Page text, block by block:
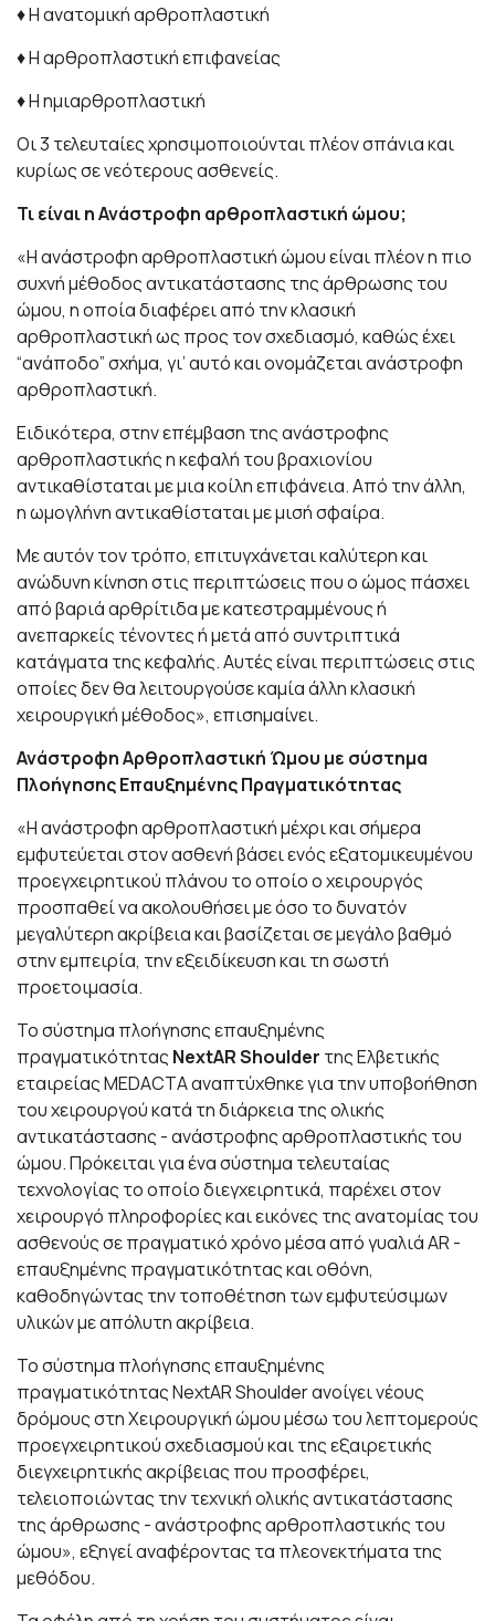
♦ Η ανατομική αρθροπλαστική
♦ Η αρθροπλαστική επιφανείας
♦ Η ημιαρθροπλαστική
Οι 3 τελευταίες χρησιμοποιούνται πλέον σπάνια και
κυρίως σε νεότερους ασθενείς.
Τι είναι η Ανάστροφη αρθροπλαστική ώμου;
«Η ανάστροφη αρθροπλαστική ώμου είναι πλέον η πιο
συχνή μέθοδος αντικατάστασης της άρθρωσης του
ώμου, η οποία διαφέρει από την κλασική
αρθροπλαστική ως προς τον σχεδιασμό, καθώς έχει
“ανάποδο” σχήμα, γι’ αυτό και ονομάζεται ανάστροφη
αρθροπλαστική.
Ειδικότερα, στην επέμβαση της ανάστροφης
αρθροπλαστικής η κεφαλή του βραχιονίου
αντικαθίσταται με μια κοίλη επιφάνεια. Από την άλλη,
η ωμογλήνη αντικαθίσταται με μισή σφαίρα.
Με αυτόν τον τρόπο, επιτυγχάνεται καλύτερη και
ανώδυνη κίνηση στις περιπτώσεις που ο ώμος πάσχει
από βαριά αρθρίτιδα με κατεστραμμένους ή
ανεπαρκείς τένοντες ή μετά από συντριπτικά
κατάγματα της κεφαλής. Αυτές είναι περιπτώσεις στις
οποίες δεν θα λειτουργούσε καμία άλλη κλασική
χειρουργική μέθοδος», επισημαίνει.
Ανάστροφη Αρθροπλαστική Ώμου με σύστημα
Πλοήγησης Επαυξημένης Πραγματικότητας
«Η ανάστροφη αρθροπλαστική μέχρι και σήμερα
εμφυτεύεται στον ασθενή βάσει ενός εξατομικευμένου
προεγχειρητικού πλάνου το οποίο ο χειρουργός
προσπαθεί να ακολουθήσει με όσο το δυνατόν
μεγαλύτερη ακρίβεια και βασίζεται σε μεγάλο βαθμό
στην εμπειρία, την εξειδίκευση και τη σωστή
προετοιμασία.
Το σύστημα πλοήγησης επαυξημένης
πραγματικότητας NextARShoulder της Ελβετικής
εταιρείας MEDACTA αναπτύχθηκε για την υποβοήθηση
του χειρουργού κατά τη διάρκεια της ολικής
αντικατάστασης - ανάστροφης αρθροπλαστικής του
ώμου. Πρόκειται για ένα σύστημα τελευταίας
τεχνολογίας το οποίο διεγχειρητικά, παρέχει στον
χειρουργό πληροφορίες και εικόνες της ανατομίας του
ασθενούς σε πραγματικό χρόνο μέσα από γυαλιά AR -
επαυξημένης πραγματικότητας και οθόνη,
καθοδηγώντας την τοποθέτηση των εμφυτεύσιμων
υλικών με απόλυτη ακρίβεια.
Το σύστημα πλοήγησης επαυξημένης
πραγματικότητας NextAR Shoulder ανοίγει νέους
δρόμους στη Χειρουργική ώμου μέσω του λεπτομερούς
προεγχειρητικού σχεδιασμού και της εξαιρετικής
διεγχειρητικής ακρίβειας που προσφέρει,
τελειοποιώντας την τεχνική ολικής αντικατάστασης
της άρθρωσης - ανάστροφης αρθροπλαστικής του
ώμου», εξηγεί αναφέροντας τα πλεονεκτήματα της
μεθόδου.